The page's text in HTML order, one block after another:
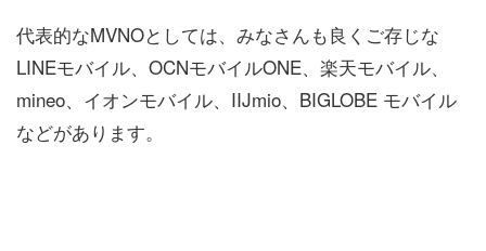
代表的なMVNOとしては、みなさんも良くご存じな
LINEモバイル、OCNモバイルONE、楽天モバイル、
mineo、イオンモバイル、IIJmio、BIGLOBE モバイル
などがあります。